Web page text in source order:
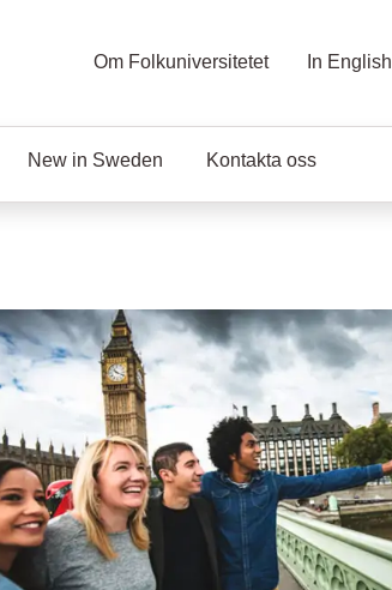
Om Folkuniversitetet In English
New in Sweden Kontakta oss